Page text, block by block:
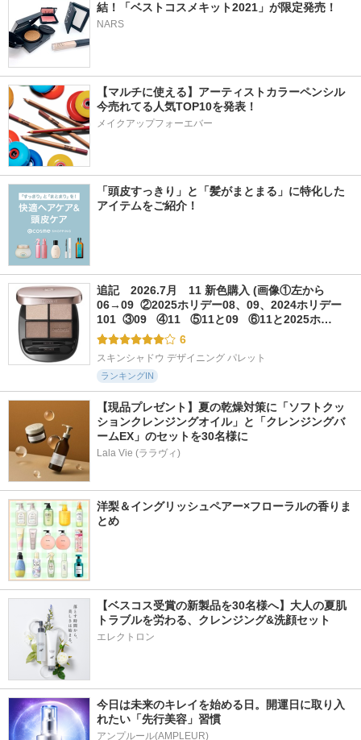
結！「ベストコスメキット2021」が限定発売！
NARS
【マルチに使える】アーティストカラーペンシル
今売れてる人気TOP10を発表！
メイクアップフォーエバー
「頭皮すっきり」と「髪がまとまる」に特化した
アイテムをご紹介！
追記　2026.7月　11 新色購入 (画像①左から
06→09  ②2025ホリデー08、09、2024ホリデー
101  ③09   ④11   ⑤11と09   ⑥11と2025ホ…
6
スキンシャドウ デザイニング パレット
ランキングIN
【現品プレゼント】夏の乾燥対策に「ソフトクッ
ションクレンジングオイル」と「クレンジングバ
ームEX」のセットを30名様に
Lala Vie (ララヴィ)
洋梨＆イングリッシュペアー×フローラルの香りま
とめ
【ベスコス受賞の新製品を30名様へ】大人の夏肌
トラブルを労わる、クレンジング&洗顔セット
エレクトロン
今日は未来のキレイを始める日。開運日に取り入
れたい「先行美容」習慣
アンプルール(AMPLEUR)